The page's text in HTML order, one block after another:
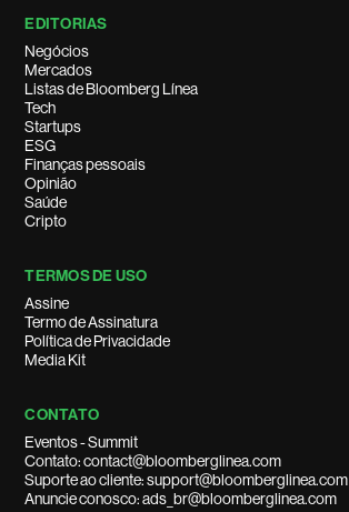
EDITORIAS
Negócios
Mercados
Listas de Bloomberg Línea
Tech
Startups
ESG
Finanças pessoais
Opinião
Saúde
Cripto
TERMOS DE USO
Assine
Termo de Assinatura
Política de Privacidade
Media Kit
CONTATO
Eventos - Summit
Contato: contact@bloomberglinea.com
Suporte ao cliente: support@bloomberglinea.com
Anuncie conosco: ads_br@bloomberglinea.com